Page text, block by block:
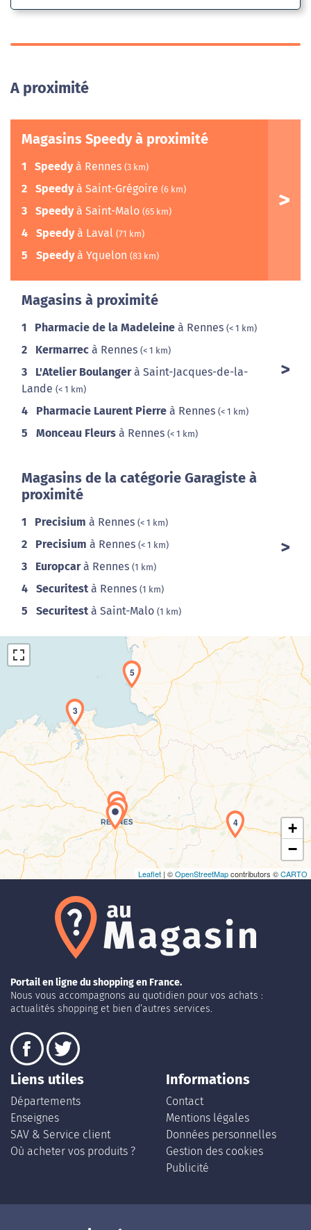
A proximité
Magasins Speedy à proximité
1 Speedyà Rennes (3 km)
2 Speedyà Saint-Grégoire (6 km)
3 Speedyà Saint-Malo (65 km)
4 Speedyà Laval (71 km)
5 Speedyà Yquelon (83 km)
Magasins à proximité
1 Pharmacie de la Madeleine à Rennes (< 1 km)
2 Kermarrec à Rennes (< 1 km)
3 L'Atelier Boulangerà Saint-Jacques-de-la-
Lande (< 1 km)
4 Pharmacie Laurent Pierre à Rennes (< 1 km)
5 Monceau Fleurs à Rennes (< 1 km)
Magasins de la catégorie Garagiste à
proximité
1 Precisium à Rennes (< 1 km)
2 Precisium à Rennes (< 1 km)
3 Europcarà Rennes (1 km)
4 Securitest à Rennes (1 km)
5 Securitest à Saint-Malo (1 km)
Chargement de la carte en cours...
1
2
3
4
5
+
−
Leaflet| ©OpenStreetMapcontributors ©CARTO
Portail en ligne du shopping en France.
Nous vous accompagnons au quotidien pour vos achats :
actualités shopping et bien d’autres services.
Liens utiles
Départements
Enseignes
SAV & Service client
Où acheter vos produits ?
Informations
Contact
Mentions légales
Données personnelles
Gestion des cookies
Publicité